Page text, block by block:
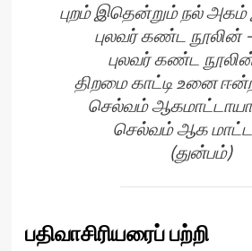
புறம் இதென்றும் நல்
புலவர் கண்ட நூலின்
புலவர் கண்ட
திறமை காட்டி உனை
செல்வம்
செல்வம் ஆக
(துன்பம்)
பதிவாசிரியரைப் பற்றி